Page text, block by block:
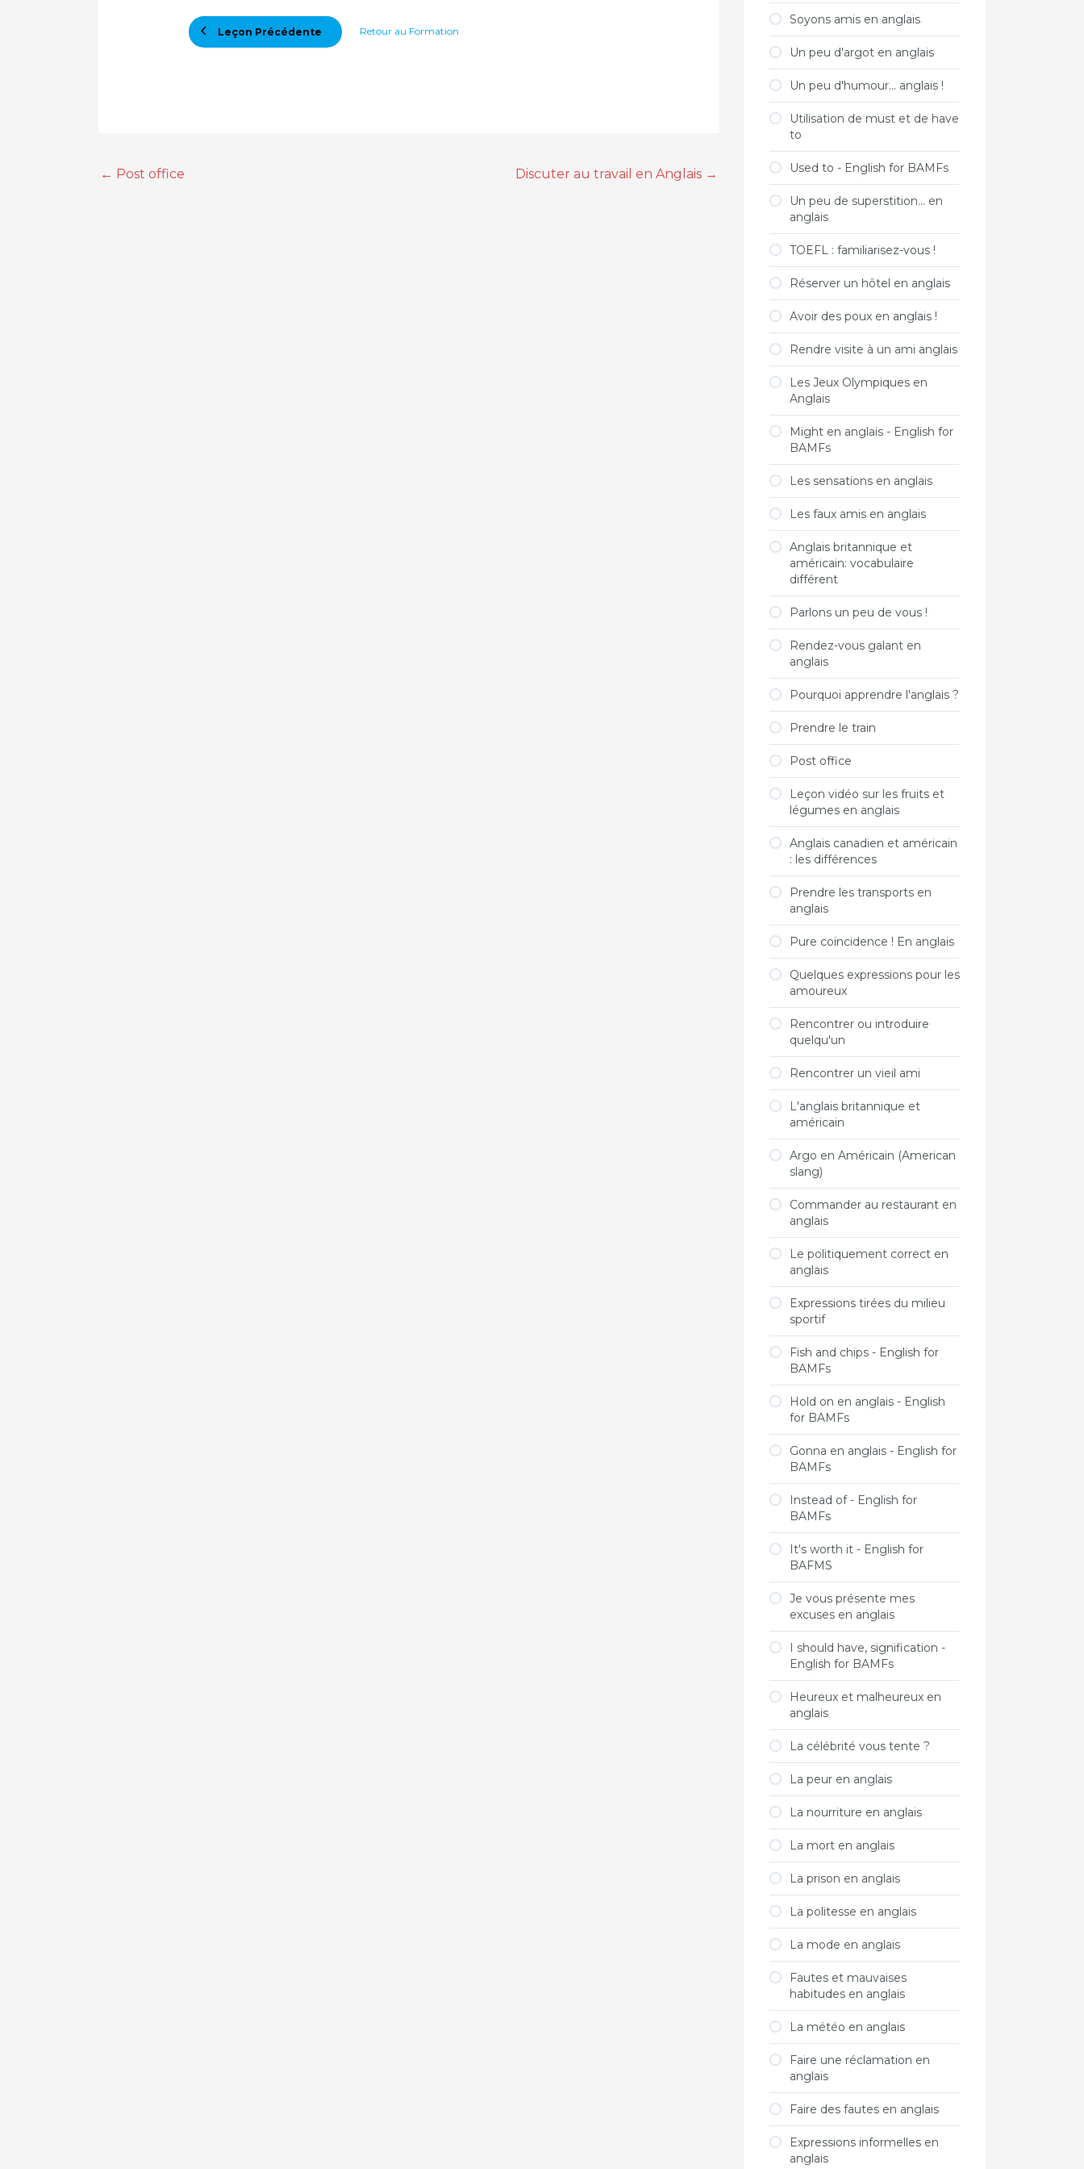
Leçon Précédente Retour au Formation
← Post office Discuter au travail en Anglais →
Soyons amis en anglais
Un peu d'argot en anglais
Un peu d'humour... anglais !
Utilisation de must et de have
to
Used to - English for BAMFs
Un peu de superstition... en
anglais
TOEFL : familiarisez-vous !
Réserver un hôtel en anglais
Avoir des poux en anglais !
Rendre visite à un ami anglais
Les Jeux Olympiques en
Anglais
Might en anglais - English for
BAMFs
Les sensations en anglais
Les faux amis en anglais
Anglais britannique et
américain: vocabulaire
différent
Parlons un peu de vous !
Rendez-vous galant en
anglais
Pourquoi apprendre l'anglais ?
Prendre le train
Post office
Leçon vidéo sur les fruits et
légumes en anglais
Anglais canadien et américain
: les différences
Prendre les transports en
anglais
Pure coïncidence ! En anglais
Quelques expressions pour les
amoureux
Rencontrer ou introduire
quelqu'un
Rencontrer un vieil ami
L'anglais britannique et
américain
Argo en Américain (American
slang)
Commander au restaurant en
anglais
Le politiquement correct en
anglais
Expressions tirées du milieu
sportif
Fish and chips - English for
BAMFs
Hold on en anglais - English
for BAMFs
Gonna en anglais - English for
BAMFs
Instead of - English for
BAMFs
It's worth it - English for
BAFMS
Je vous présente mes
excuses en anglais
I should have, signification -
English for BAMFs
Heureux et malheureux en
anglais
La célébrité vous tente ?
La peur en anglais
La nourriture en anglais
La mort en anglais
La prison en anglais
La politesse en anglais
La mode en anglais
Fautes et mauvaises
habitudes en anglais
La météo en anglais
Faire une réclamation en
anglais
Faire des fautes en anglais
Expressions informelles en
anglais